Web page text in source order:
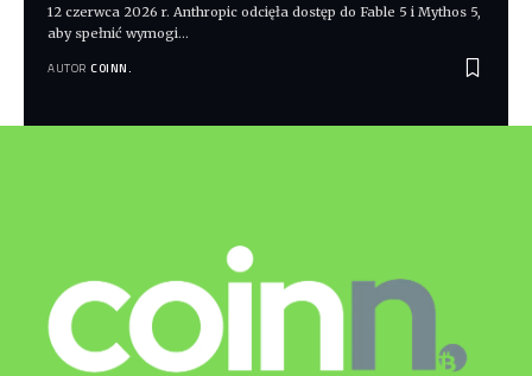
12 czerwca 2026 r. Anthropic odcięła dostęp do Fable 5 i Mythos 5,
aby spełnić wymogi…
AUTOR COINN.